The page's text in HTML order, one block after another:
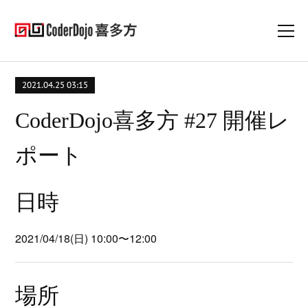
2021.04.25 03:15
CoderDojo喜多方 #27 開催レ
ポート
日時
2021/04/18(日) 10:00〜12:00
場所